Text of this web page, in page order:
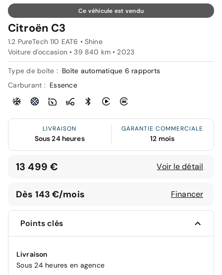
Ce véhicule est vendu
Citroën C3
1.2 PureTech 110 EAT6 • Shine
Voiture d'occasion • 39 840 km • 2023
Type de boîte : Boîte automatique 6 rapports
Carburant : Essence
LIVRAISON
Sous 24 heures
GARANTIE COMMERCIALE
12 mois
13 499 € Voir le détail
Dès 143 €/mois Financer
Points clés
Livraison
Sous 24 heures en agence